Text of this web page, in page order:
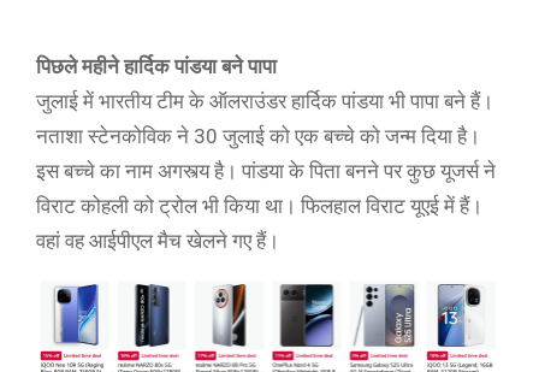
पिछले महीने हार्दिक पांडया बने पापा
जुलाई में भारतीय टीम के ऑलराउंडर हार्दिक पांडया भी पापा बने हैं।
नताशा स्टेनकोविक ने 30 जुलाई को एक बच्चे को जन्म दिया है।
इस बच्चे का नाम अगस्त्य है। पांडया के पिता बनने पर कुछ यूजर्स ने
विराट कोहली को ट्रोल भी किया था। फिलहाल विराट यूएई में हैं।
वहां वह आईपीएल मैच खेलने गए हैं।